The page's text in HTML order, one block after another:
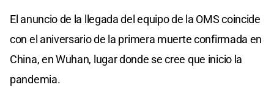
El anuncio de la llegada del equipo de la OMS coincide
con el aniversario de la primera muerte confirmada en
China, en Wuhan, lugar donde se cree que inicio la
pandemia.